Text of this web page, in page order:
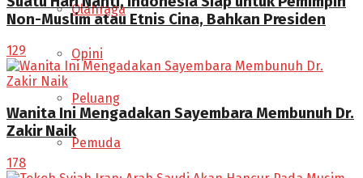
Olahraga
Opini
Peluang
Pemuda
Non-Muslim atau Etnis Cina, Bahkan Presiden
129
Wanita Ini Mengadakan Sayembara Membunuh Dr.
Zakir Naik
178